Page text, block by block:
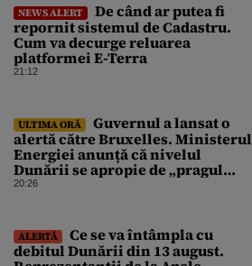
NEWS ALERT
De când ar putea fi
repornit sistemul de Cadastru.
Cum va decurge reluarea
platformei E-Terra
21:12
ULTIMA ORĂ
Guvernul a lansat o
alertă către Bruxelles. Ministerul
Energiei anunță că nivelul
Dunării se apropie de „pragul
critic”, iar centrala de la
20:26
ALERTĂ
Ce se va întâmpla cu
debitul Dunării din 13 august.